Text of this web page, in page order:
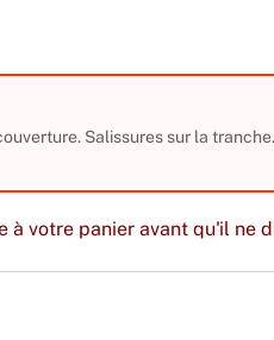
Salissures sur la tranche.
à votre panier avant qu'il ne